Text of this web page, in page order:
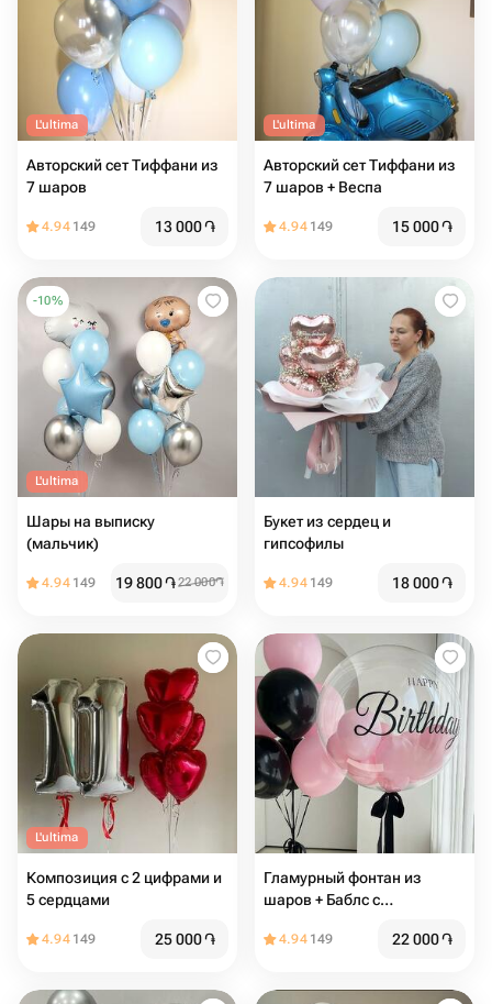
L'ultima
Авторский сет Тиффани из
7 шаров
4.94 149 13 000֏
L'ultima
Авторский сет Тиффани из
7 шаров + Веспа
4.94 149 15 000֏
-10%
L'ultima
Шары на выписку
(мальчик)
4.94 149 19 800֏22 000֏
Букет из сердец и
гипсофилы
4.94 149 18 000֏
L'ultima
Композиция с 2 цифрами и
5 сердцами
4.94 149 25 000֏
Гламурный фонтан из
шаров + Баблс с
4.94 149 22 000֏